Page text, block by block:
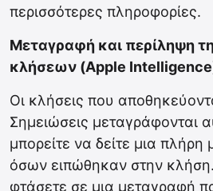
περισσότερες πληροφορίες.
Μεταγραφή και περίληψη
κλήσεων (Apple
Οι κλήσεις που
Σημειώσεις μεταγράφονται
μπορείτε να δείτε μια
όσων ειπώθηκαν στην
φτάσετε σε μια μεταγραφή